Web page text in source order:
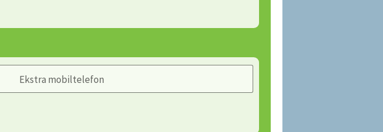
Ekstra mobiltelefon